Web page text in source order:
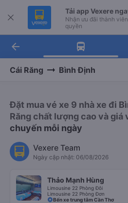
Tải app Vexere
Nhận ưu đãi thành
quyền
Tải app Vexere
-30k/ghế khi đặt vé
arrow_back
Cái Răng Bình Định
Đặt mua vé xe 9 nhà xe đi
Răng chất lượng cao và giá
chuyến mỗi ngày
Vexere Team
Ngày cập nhật: 06/08/2026
Thảo Mạnh Hùng
Limousine 22 Phòng Đôi
Limousine 22 Phòng Đơn
Bến xe trung tâm Cần Thơ